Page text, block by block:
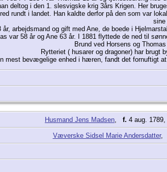
deltog i den 1. slesvigske krig 3års Krigen. Her
rundt i landet. Han kaldte derfor på den som var
sine
år, arbejdsmand og gift med Ane, de boede i
var 58 år og Ane 63 år. I 1881 flyttede de ned til
Brund ved Horsens og
Rytteriet ( husarer og dragoner) har brugt
mest bevægelige enhed i hæren, fandt det fornuftigt
soldaterne stammer fra de mange tyske
bredt sig
Husmand Jens Madsen, f. 4 aug.
Væverske Sidsel Marie Andersdatter,